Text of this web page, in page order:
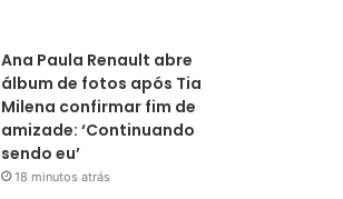
Ana Paula Renault abre
álbum de fotos após Tia
Milena confirmar fim de
amizade: ‘Continuando
sendo eu’
18 minutos atrás